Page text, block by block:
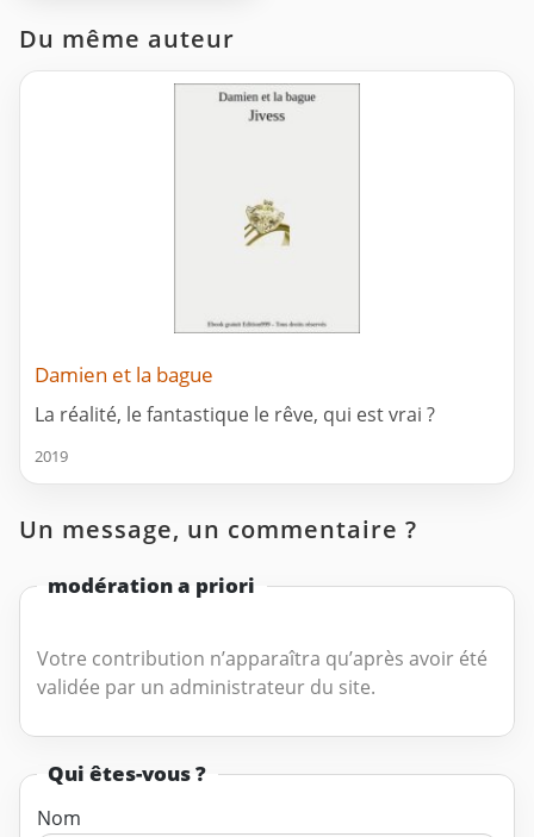
Du même auteur
Damien et la bague
La réalité, le fantastique le rêve, qui est vrai ?
2019
Un message, un commentaire ?
modération a priori
Votre contribution n’apparaîtra qu’après avoir été
validée par un administrateur du site.
Qui êtes-vous ?
Nom